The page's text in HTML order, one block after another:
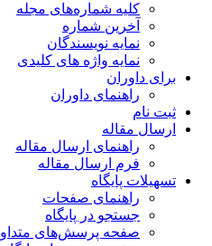
کلیه شماره‌های مجله
آخرین شماره
نمایه نویسندگان
نمایه واژه های کلیدی
برای داوران
راهنمای داوران
ثبت نام
ارسال مقاله
راهنمای ارسال مقاله
فرم ارسال مقاله
تسهیلات پایگاه
راهنمای صفحات
جستجو در پایگاه
صفحه پرسش‌های متداول